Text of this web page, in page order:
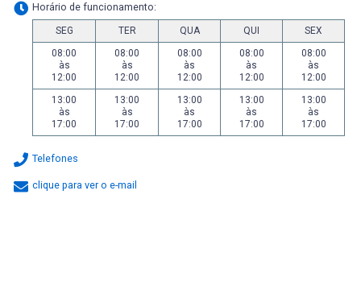
Horário de funcionamento:
SEG TER QUA QUI
SEX
08:00
às
12:00
08:00
às
12:00
08:00
às
12:00
08:00
às
12:00
08:00
às
12:00
13:00
às
17:00
13:00
às
17:00
13:00
às
17:00
13:00
às
17:00
13:00
às
17:00
Telefones
clique para ver o e-mail